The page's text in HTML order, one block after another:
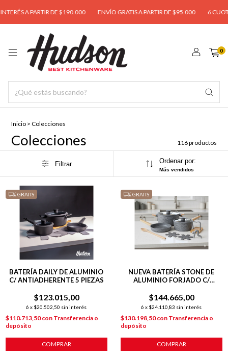
DE $190.000 ENVÍO GRATIS A PARTIR DE $95.000 6 CUOTAS S/
0
Inicio > Colecciones
Colecciones 116 productos
Filtrar Ordenar por:
Más vendidos
GRATIS
BATERÍA DAILY DE ALUMINIO
C/ ANTIADHERENTE 5 PIEZAS
$123.015,00
6 x $20.502,50 sin interés
$110.713,50con Transferencia o
depósito
COMPRAR
GRATIS
NUEVA BATERÍA STONE DE
ALUMINIO FORJADO C/
+ COCINERITO
$144.665,00
6 x $24.110,83 sin interés
$130.198,50con Transferencia o
depósito
COMPRAR